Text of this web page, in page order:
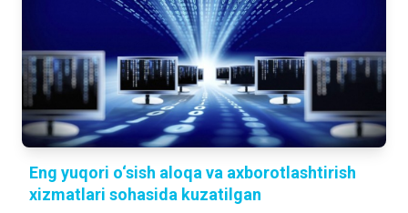
Eng yuqori o‘sish aloqa va axborotlashtirish
xizmatlari sohasida kuzatilgan